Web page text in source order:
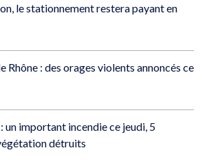
le stationnement restera payant en
Rhône : des orages violents annoncés ce
un important incendie ce jeudi, 5
détruits